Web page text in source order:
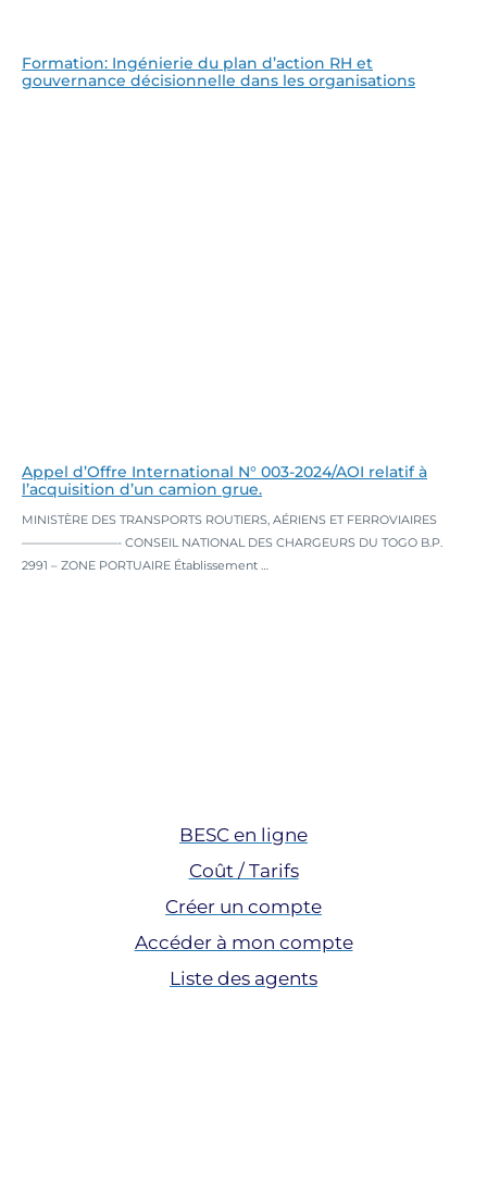
Formation: Ingénierie du plan d’action RH et
gouvernance décisionnelle dans les organisations
Appel d’Offre International N° 003-2024/AOI relatif à
l’acquisition d’un camion grue.
MINISTÈRE DES TRANSPORTS ROUTIERS, AÉRIENS ET FERROVIAIRES
————————- CONSEIL NATIONAL DES CHARGEURS DU TOGO B.P.
2991 – ZONE PORTUAIRE Établissement …
BESC en ligne
Coût / Tarifs
Créer un compte
Accéder à mon compte
Liste des agents